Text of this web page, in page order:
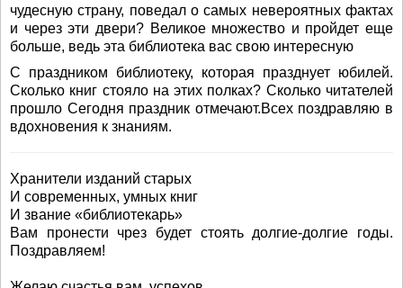
чудесную страну, поведал о самых невероятных фактах
и через эти двери? Великое множество и пройдет еще
больше, ведь эта библиотека вас свою интересную
С праздником библиотеку, которая празднует юбилей.
Сколько книг стояло на этих полках? Сколько читателей
прошло Сегодня праздник отмечают.Всех поздравляю в
вдохновения к знаниям.
Хранители изданий старых
И современных, умных книг
И звание «библиотекарь»
Вам пронести чрез будет стоять долгие-долгие годы.
Поздравляем!